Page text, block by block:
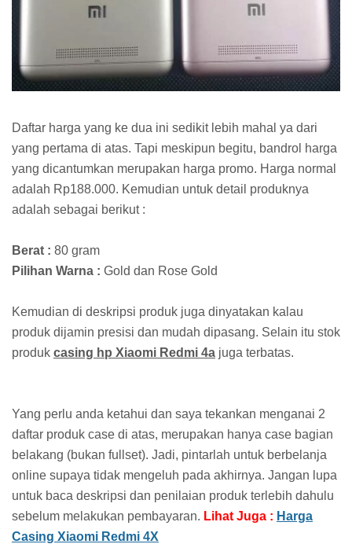
Daftar harga yang ke dua ini sedikit lebih mahal ya dari
yang pertama di atas. Tapi meskipun begitu, bandrol harga
yang dicantumkan merupakan harga promo. Harga normal
adalah Rp188.000. Kemudian untuk detail produknya
adalah sebagai berikut :
Berat : 80 gram
Pilihan Warna : Gold dan Rose Gold
Kemudian di deskripsi produk juga dinyatakan kalau
produk dijamin presisi dan mudah dipasang. Selain itu stok
produk casing hp Xiaomi Redmi 4a juga terbatas.
Yang perlu anda ketahui dan saya tekankan menganai 2
daftar produk case di atas, merupakan hanya case bagian
belakang (bukan fullset). Jadi, pintarlah untuk berbelanja
online supaya tidak mengeluh pada akhirnya. Jangan lupa
untuk baca deskripsi dan penilaian produk terlebih dahulu
sebelum melakukan pembayaran. Lihat Juga : Harga
Casing Xiaomi Redmi 4X